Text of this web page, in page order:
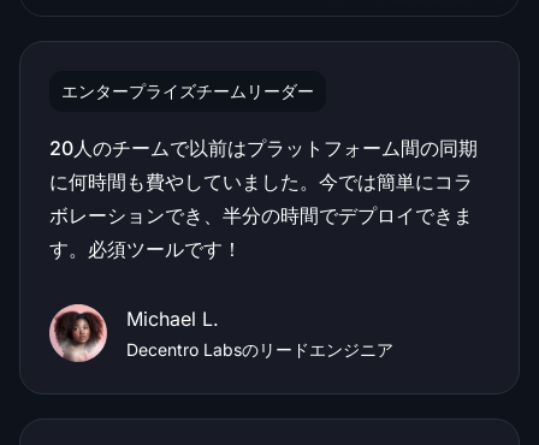
エンタープライズチームリーダー
20人のチームで以前はプラットフォーム間の同期
に何時間も費やしていました。今では簡単にコラ
ボレーションでき、半分の時間でデプロイできま
す。必須ツールです！
Michael L.
Decentro Labsのリードエンジニア